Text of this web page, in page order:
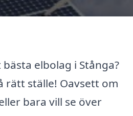
elbolag i Stånga?
rätt ställe! Oavsett om
bara vill se över